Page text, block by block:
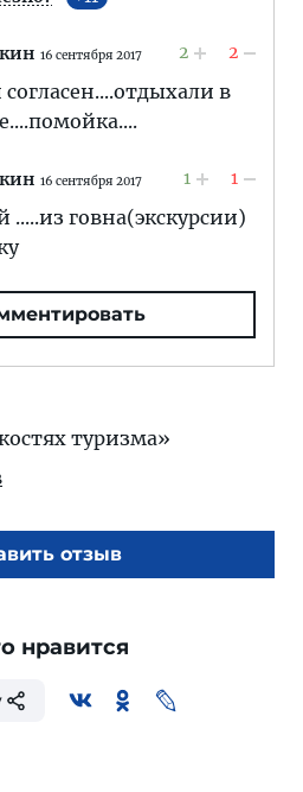
16 сентября 2017 2 2
в
16 сентября 2017 1 1
.....из говна(экскурсии)
туризма»
отзыв
нравится